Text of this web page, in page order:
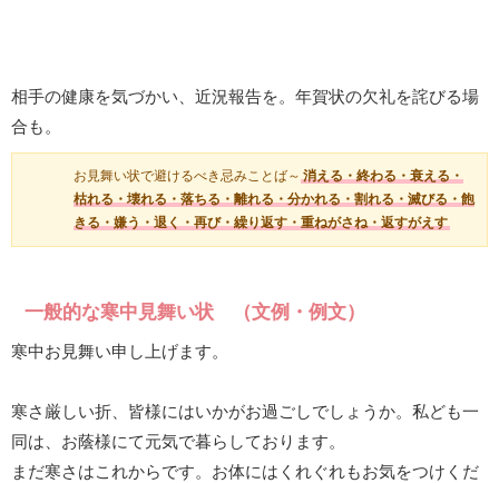
相手の健康を気づかい、近況報告を。年賀状の欠礼を詫びる場
合も。
お見舞い状で避けるべき忌みことば～ 消える・終わる・衰える・
枯れる・壊れる・落ちる・離れる・分かれる・割れる・滅びる・飽
きる・嫌う・退く・再び・繰り返す・重ねがさね・返すがえす
一般的な寒中見舞い状 （文例・例文）
寒中お見舞い申し上げます。
寒さ厳しい折、皆様にはいかがお過ごしでしょうか。私ども一
同は、お蔭様にて元気で暮らしております。
まだ寒さはこれからです。お体にはくれぐれもお気をつけくだ